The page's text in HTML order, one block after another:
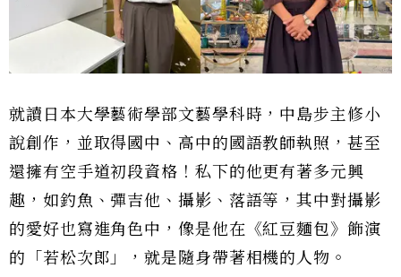
就讀日本大學藝術學部文藝學科時，中島步主修小
說創作，並取得國中、高中的國語教師執照，甚至
還擁有空手道初段資格！私下的他更有著多元興
趣，如釣魚、彈吉他、攝影、落語等，其中對攝影
的愛好也寫進角色中，像是他在《紅豆麵包》飾演
的「若松次郎」，就是隨身帶著相機的人物。